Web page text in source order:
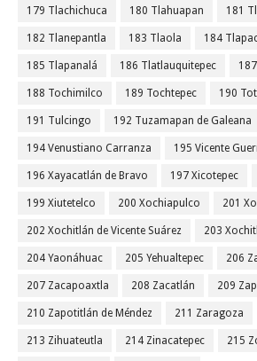
179 Tlachichuca 180 Tlahuapan 181
182 Tlanepantla 183 Tlaola 184
185 Tlapanalá 186 Tlatlauquitepec
188 Tochimilco 189 Tochtepec 190
191 Tulcingo 192 Tuzamapan de Galeana
194 Venustiano Carranza 195 Vicente
196 Xayacatlán de Bravo 197 Xicotepec
199 Xiutetelco 200 Xochiapulco 201
202 Xochitlán de Vicente Suárez 203
204 Yaonáhuac 205 Yehualtepec 206
207 Zacapoaxtla 208 Zacatlán 209
210 Zapotitlán de Méndez 211 Zaragoza
213 Zihuateutla 214 Zinacatepec 215